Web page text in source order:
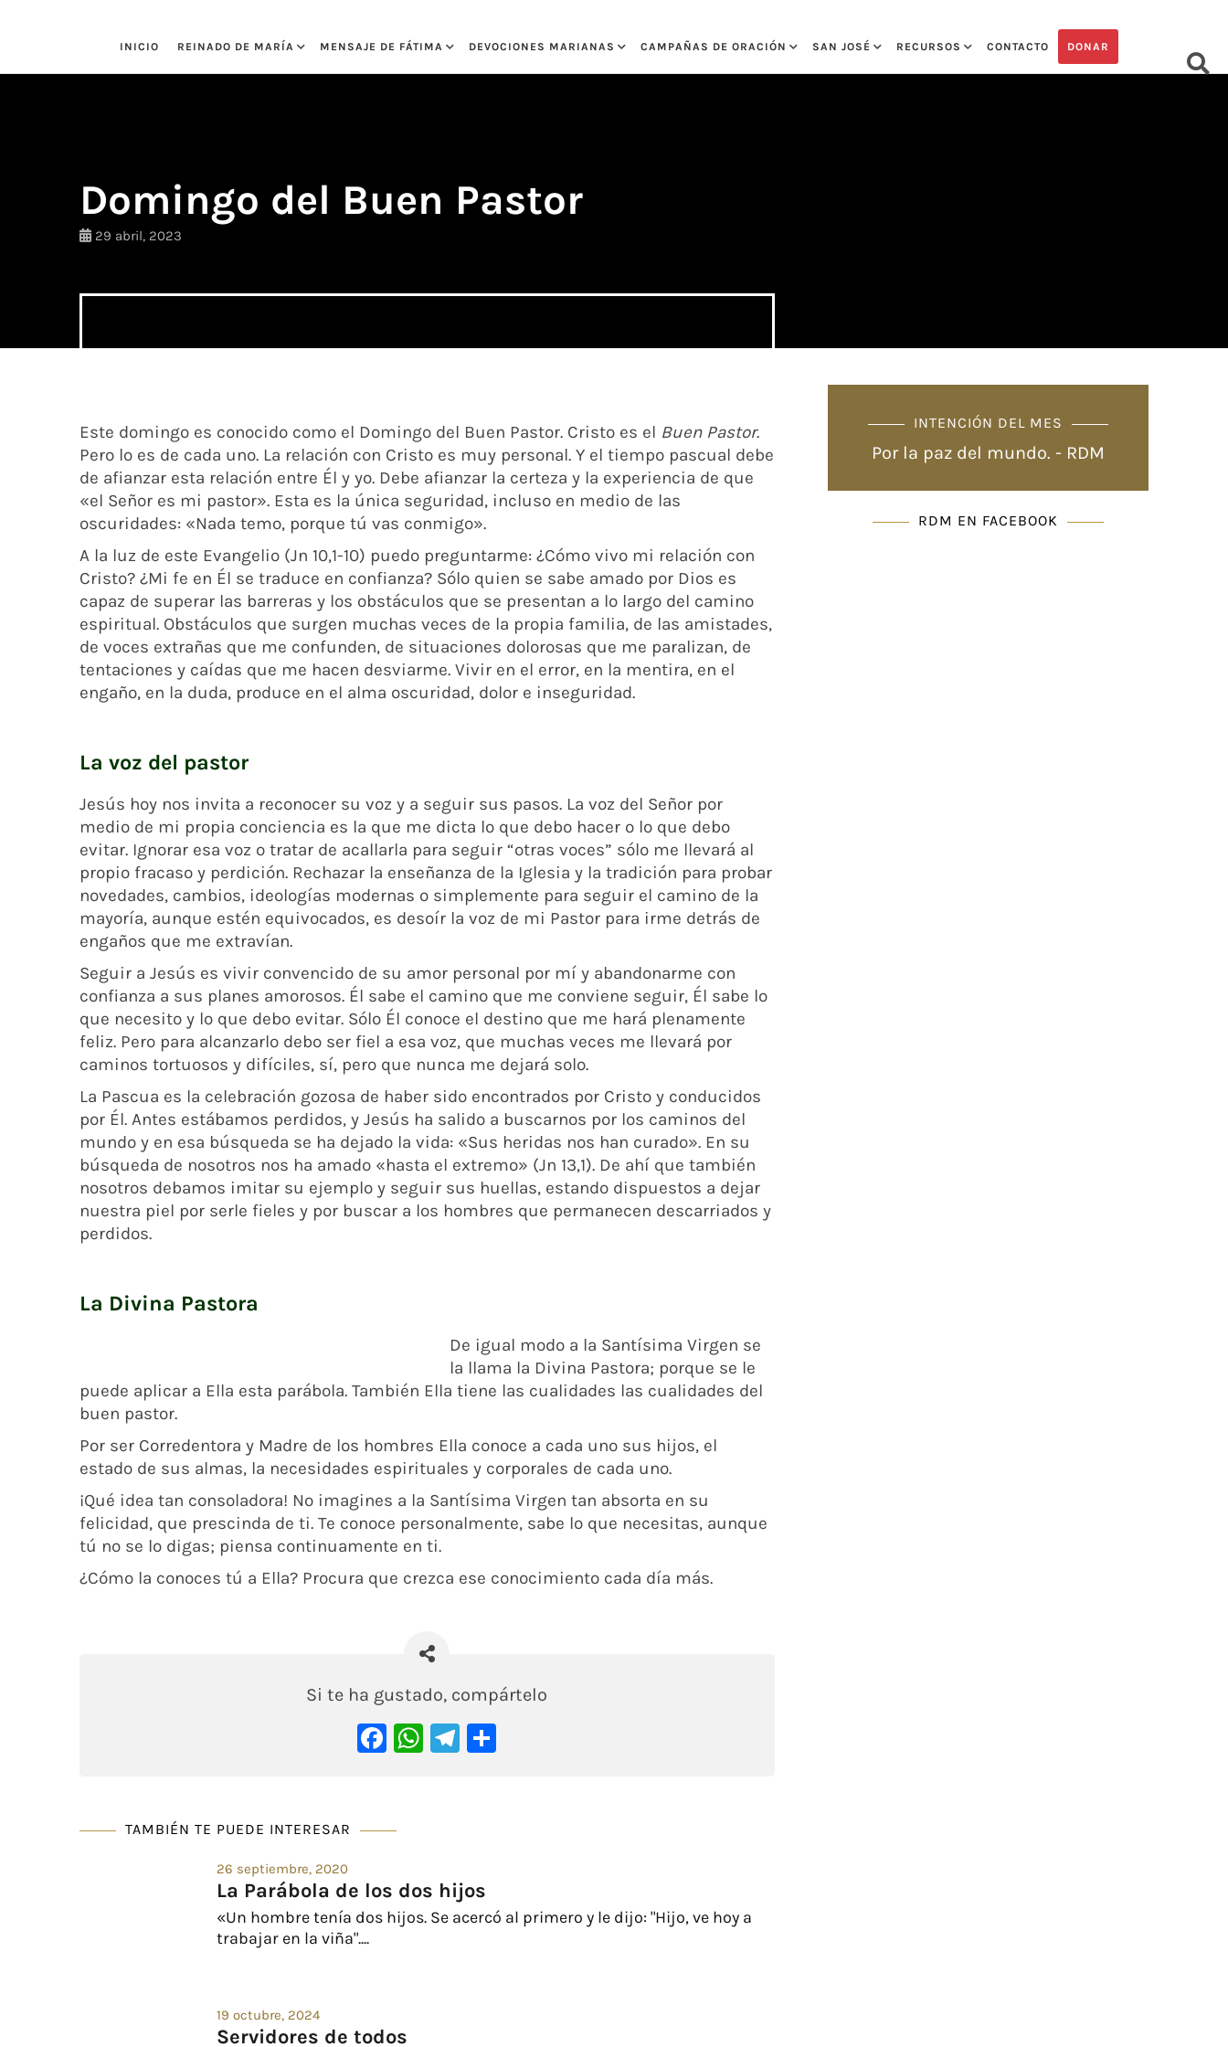
INICIO REINADO DE MARÍA MENSAJE DE FÁTIMA DEVOCIONES MARIANAS CAMPAÑAS DE ORACIÓN SAN JOSÉ RECURSOS CONTACTO DONAR
Domingo del Buen Pastor
29 abril, 2023
Este domingo es conocido como el Domingo del Buen Pastor. Cristo es el Buen Pastor.
Pero lo es de cada uno. La relación con Cristo es muy personal. Y el tiempo pascual debe
de afianzar esta relación entre Él y yo. Debe afianzar la certeza y la experiencia de que
«el Señor es mi pastor». Esta es la única seguridad, incluso en medio de las
oscuridades: «Nada temo, porque tú vas conmigo».
A la luz de este Evangelio (Jn 10,1-10) puedo preguntarme: ¿Cómo vivo mi relación con
Cristo? ¿Mi fe en Él se traduce en confianza? Sólo quien se sabe amado por Dios es
capaz de superar las barreras y los obstáculos que se presentan a lo largo del camino
espiritual. Obstáculos que surgen muchas veces de la propia familia, de las amistades,
de voces extrañas que me confunden, de situaciones dolorosas que me paralizan, de
tentaciones y caídas que me hacen desviarme. Vivir en el error, en la mentira, en el
engaño, en la duda, produce en el alma oscuridad, dolor e inseguridad.
La voz del pastor
Jesús hoy nos invita a reconocer su voz y a seguir sus pasos. La voz del Señor por
medio de mi propia conciencia es la que me dicta lo que debo hacer o lo que debo
evitar. Ignorar esa voz o tratar de acallarla para seguir “otras voces” sólo me llevará al
propio fracaso y perdición. Rechazar la enseñanza de la Iglesia y la tradición para probar
novedades, cambios, ideologías modernas o simplemente para seguir el camino de la
mayoría, aunque estén equivocados, es desoír la voz de mi Pastor para irme detrás de
engaños que me extravían.
Seguir a Jesús es vivir convencido de su amor personal por mí y abandonarme con
confianza a sus planes amorosos. Él sabe el camino que me conviene seguir, Él sabe lo
que necesito y lo que debo evitar. Sólo Él conoce el destino que me hará plenamente
feliz. Pero para alcanzarlo debo ser fiel a esa voz, que muchas veces me llevará por
caminos tortuosos y difíciles, sí, pero que nunca me dejará solo.
La Pascua es la celebración gozosa de haber sido encontrados por Cristo y conducidos
por Él. Antes estábamos perdidos, y Jesús ha salido a buscarnos por los caminos del
mundo y en esa búsqueda se ha dejado la vida: «Sus heridas nos han curado». En su
búsqueda de nosotros nos ha amado «hasta el extremo» (Jn 13,1). De ahí que también
nosotros debamos imitar su ejemplo y seguir sus huellas, estando dispuestos a dejar
nuestra piel por serle fieles y por buscar a los hombres que permanecen descarriados y
perdidos.
La Divina Pastora
De igual modo a la Santísima Virgen se
la llama la Divina Pastora; porque se le
puede aplicar a Ella esta parábola. También Ella tiene las cualidades las cualidades del
buen pastor.
Por ser Corredentora y Madre de los hombres Ella conoce a cada uno sus hijos, el
estado de sus almas, la necesidades espirituales y corporales de cada uno.
¡Qué idea tan consoladora! No imagines a la Santísima Virgen tan absorta en su
felicidad, que prescinda de ti. Te conoce personalmente, sabe lo que necesitas, aunque
tú no se lo digas; piensa continuamente en ti.
¿Cómo la conoces tú a Ella? Procura que crezca ese conocimiento cada día más.
Si te ha gustado, compártelo
Facebook
WhatsApp
Telegram
TAMBIÉN TE PUEDE INTERESAR
26 septiembre, 2020
La Parábola de los dos hijos
«Un hombre tenía dos hijos. Se acercó al primero y le dijo: "Hijo, ve hoy a
trabajar en la viña"....
19 octubre, 2024
Servidores de todos
INTENCIÓN DEL MES
Por la paz del mundo. - RDM
RDM EN FACEBOOK